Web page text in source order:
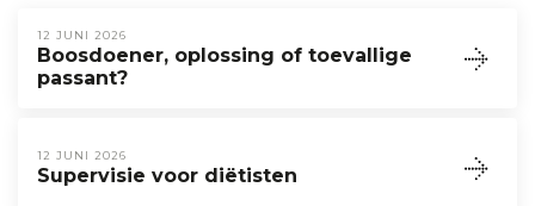
12 JUNI 2026
Boosdoener, oplossing of toevallige
passant?
12 JUNI 2026
Supervisie voor diëtisten